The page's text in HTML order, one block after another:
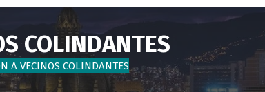
COLINDANTES
A VECINOS COLINDANTES